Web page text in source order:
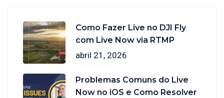
Como Fazer Live no DJI Fly
com Live Now via RTMP
abril 21, 2026
Problemas Comuns do Live
Now no iOS e Como Resolver